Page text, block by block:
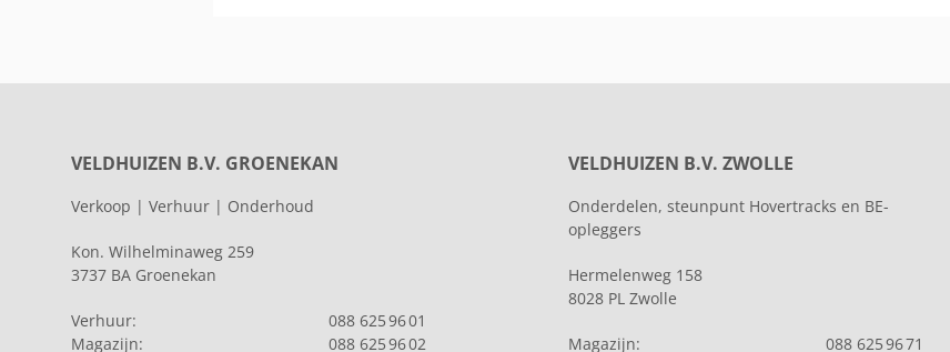
VELDHUIZEN B.V. GROENEKAN
Verkoop | Verhuur | Onderhoud
Kon. Wilhelminaweg 259
3737 BA Groenekan
Verhuur:
088 625 96 01
Magazijn:
088 625 96 02
VELDHUIZEN B.V. ZWOLLE
Onderdelen, steunpunt Hovertracks en BE-
opleggers
Hermelenweg 158
8028 PL Zwolle
Magazijn: 088 625 96 71